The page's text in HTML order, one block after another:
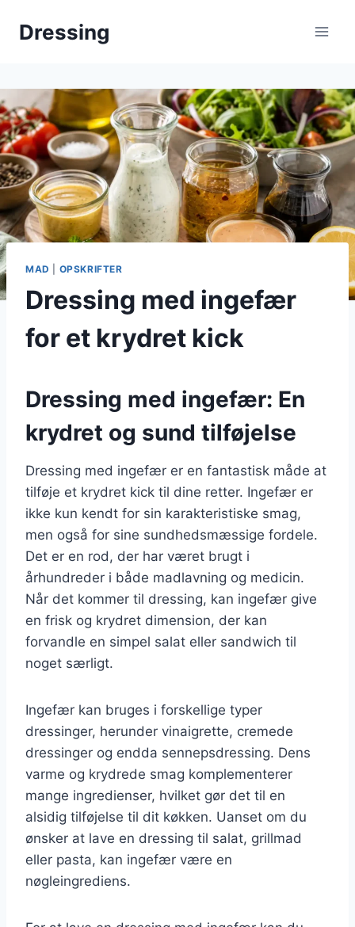
Dressing
MAD OPSKRIFTER
Dressing med ingefær
for et krydret kick
Dressing med ingefær: En
krydret og sund tilføjelse
Dressing med ingefær er en fantastisk måde at
tilføje et krydret kick til dine retter. Ingefær er
ikke kun kendt for sin karakteristiske smag,
men også for sine sundhedsmæssige fordele.
Det er en rod, der har været brugt i
århundreder i både madlavning og medicin.
Når det kommer til dressing, kan ingefær give
en frisk og krydret dimension, der kan
forvandle en simpel salat eller sandwich til
noget særligt.
Ingefær kan bruges i forskellige typer
dressinger, herunder vinaigrette, cremede
dressinger og endda sennepsdressing. Dens
varme og krydrede smag komplementerer
mange ingredienser, hvilket gør det til en
alsidig tilføjelse til dit køkken. Uanset om du
ønsker at lave en dressing til salat, grillmad
eller pasta, kan ingefær være en
nøgleingrediens.